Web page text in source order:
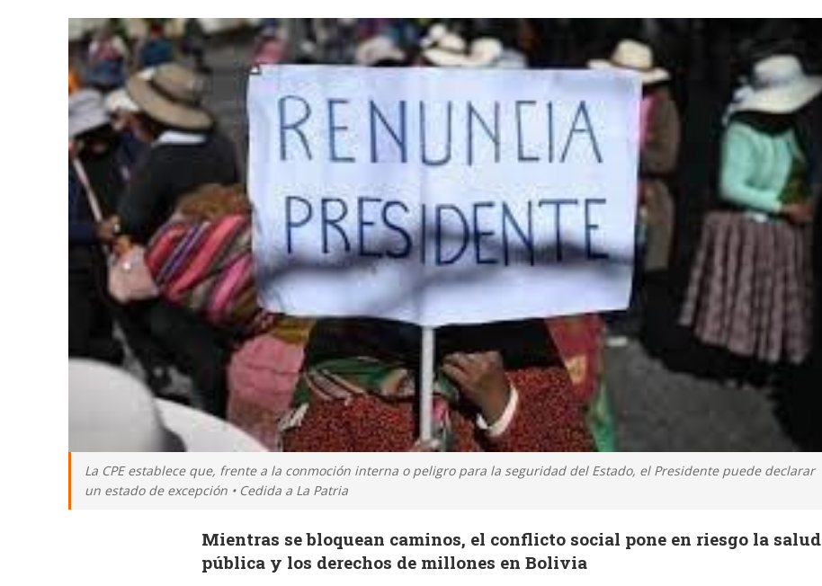
La CPE establece que, frente a la conmoción interna o peligro para la seguridad del Estado, el Presidente puede declarar
un estado de excepción • Cedida a La Patria
Mientras se bloquean caminos, el conflicto social pone en riesgo la salud
pública y los derechos de millones en Bolivia